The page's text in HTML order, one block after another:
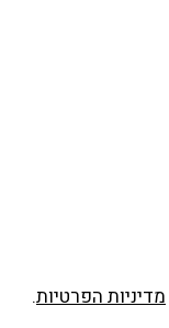
מדיניות הפרטיות.